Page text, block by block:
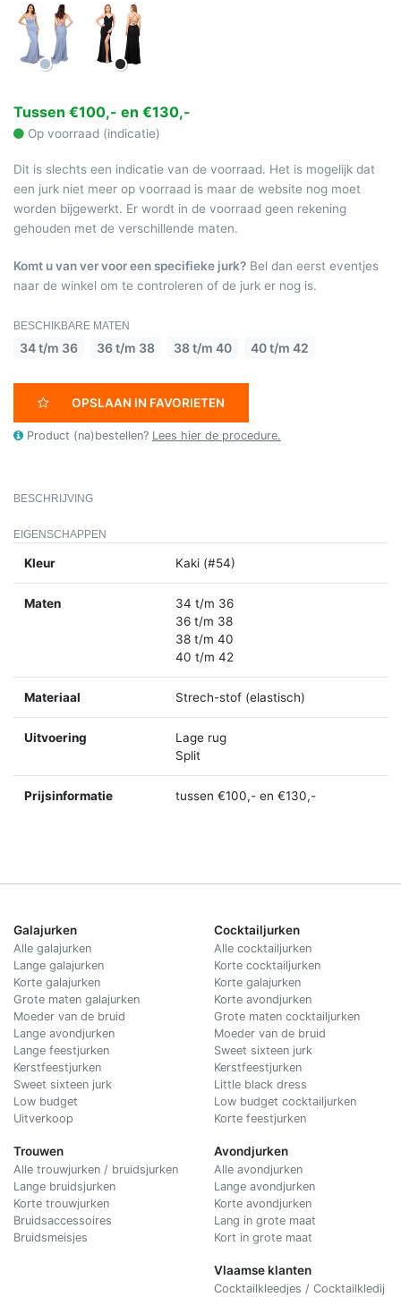
Tussen €100,- en €130,-
Op voorraad (indicatie)
Dit is slechts een indicatie van de voorraad. Het is mogelijk dat
een jurk niet meer op voorraad is maar de website nog moet
worden bijgewerkt. Er wordt in de voorraad geen rekening
gehouden met de verschillende maten.
Komt u van ver voor een specifieke jurk? Bel dan eerst eventjes
naar de winkel om te controleren of de jurk er nog is.
BESCHIKBARE MATEN
34 t/m 36 36 t/m 38 38 t/m 40 40 t/m 42
OPSLAAN IN FAVORIETEN
Product (na)bestellen? Lees hier de procedure.
BESCHRIJVING
EIGENSCHAPPEN
Kleur Kaki (#54)
Maten
34 t/m 36
36 t/m 38
38 t/m 40
40 t/m 42
Materiaal Strech-stof (elastisch)
Uitvoering
Lage rug
Split
Prijsinformatie tussen €100,- en €130,-
Galajurken
Alle galajurken
Lange galajurken
Korte galajurken
Grote maten galajurken
Moeder van de bruid
Lange avondjurken
Lange feestjurken
Kerstfeestjurken
Sweet sixteen jurk
Low budget
Uitverkoop
Trouwen
Alle trouwjurken / bruidsjurken
Lange bruidsjurken
Korte trouwjurken
Bruidsaccessoires
Bruidsmeisjes
Cocktailjurken
Alle cocktailjurken
Korte cocktailjurken
Korte galajurken
Korte avondjurken
Grote maten cocktailjurken
Moeder van de bruid
Sweet sixteen jurk
Kerstfeestjurken
Little black dress
Low budget cocktailjurken
Korte feestjurken
Avondjurken
Alle avondjurken
Lange avondjurken
Korte avondjurken
Lang in grote maat
Kort in grote maat
Vlaamse klanten
Cocktailkleedjes / Cocktailkledij